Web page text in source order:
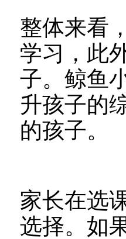
整体来看
学习，此
子。鲸鱼
升孩子的
的孩子。
家长在选
选择。如